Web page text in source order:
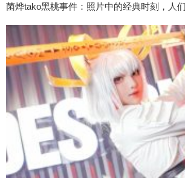
菌烨tako黑桃事件：照片中的经典时刻，人